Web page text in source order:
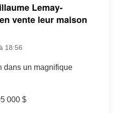
Lemay-
vente leur maison
18:56
dans un magnifique
000 $